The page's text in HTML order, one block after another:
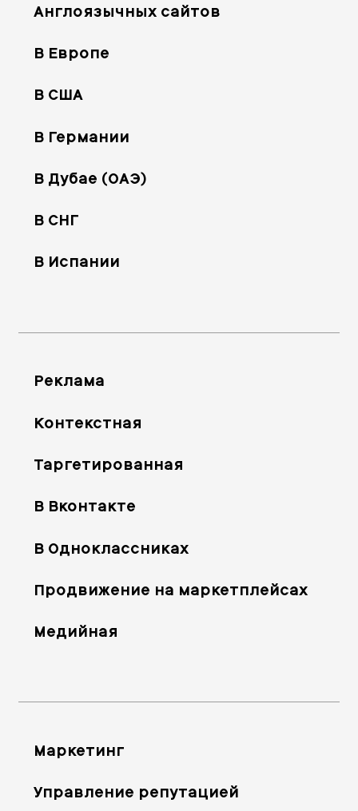
Англоязычных сайтов
В Европе
В США
В Германии
В Дубае (ОАЭ)
В СНГ
В Испании
Реклама
Контекстная
Таргетированная
В Вконтакте
В Одноклассниках
Продвижение на маркетплейсах
Медийная
Маркетинг
Управление репутацией